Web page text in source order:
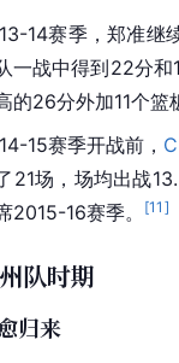
14赛季，郑准继
一战中得到22分和
的26分外加11个篮
15赛季开战前，
21场，场均出战
2015-16赛季。
[11 ]
队时期
归来